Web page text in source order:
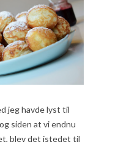
jeg havde lyst til
siden at vi endnu
blev det istedet til